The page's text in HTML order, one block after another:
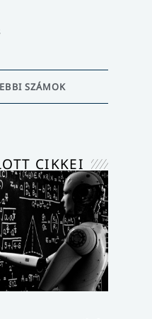
SZÁMOK
CIKKEI